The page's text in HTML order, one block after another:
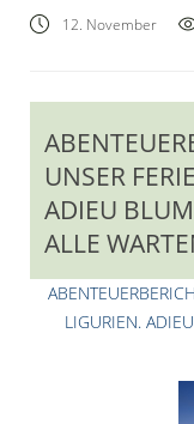
12. November
UNSER
ADIEU
ALLE
LIGURIEN.